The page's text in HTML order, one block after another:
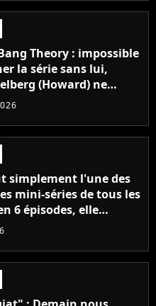
Theory : impossible
la série sans lui,
(Howard) ne
pas jouer dans
simplement l'une des
mini-séries de tous les
6 épisodes, elle
plus que d'autres